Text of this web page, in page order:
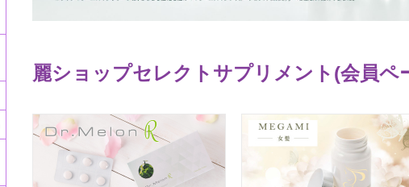
麗ショップセレクトサプリメント(会員ペ